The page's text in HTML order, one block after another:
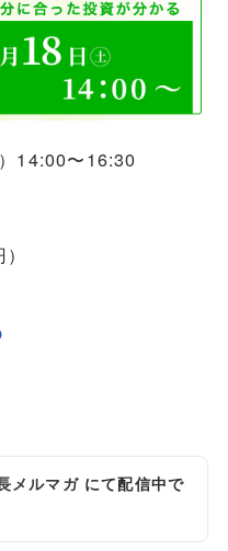
14:00〜16:30
メルマガにて配信中で